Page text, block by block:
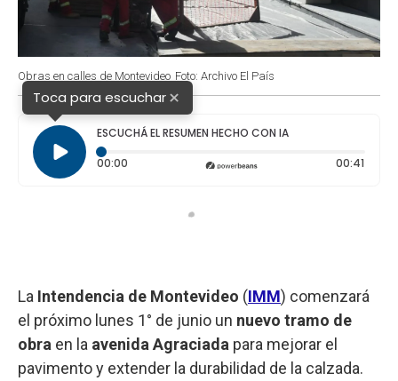
Obras en calles de Montevideo Foto: Archivo El País
Toca para escuchar×
ESCUCHÁ EL RESUMEN HECHO CON IA
00:00 Tiempo transcurrido: 0 segundos 00:41
La Intendencia de Montevideo (IMM) comenzará
el próximo lunes 1° de junio un nuevo tramo de
obra en la avenida Agraciada para mejorar el
pavimento y extender la durabilidad de la calzada.